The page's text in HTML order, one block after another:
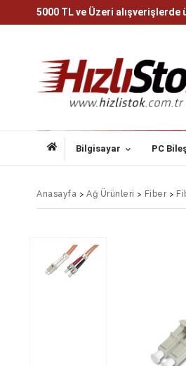
5000 TL ve Üzeri
Bilgisayar PC
Anasayfa > Ağ Ürünleri > Fiber>